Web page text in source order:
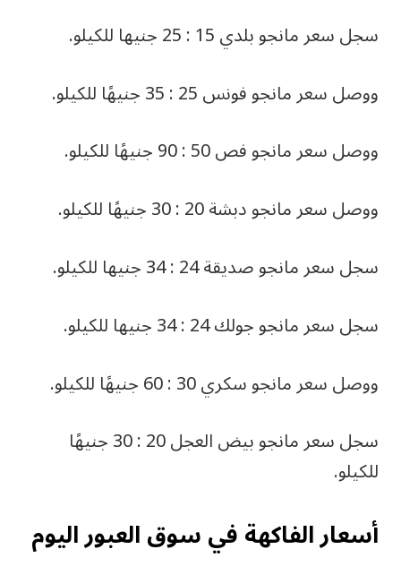
سجل سعر مانجو بلدي 15 : 25 جنيها للكيلو.
ووصل سعر مانجو فونس 25 : 35 جنيهًا للكيلو.
ووصل سعر مانجو فص 50 : 90 جنيهًا للكيلو.
ووصل سعر مانجو دبشة 20 : 30 جنيهًا للكيلو.
سجل سعر مانجو صديقة 24 : 34 جنيها للكيلو.
سجل سعر مانجو جولك 24 : 34 جنيها للكيلو.
ووصل سعر مانجو سكري 30 : 60 جنيهًا للكيلو.
سجل سعر مانجو بيض العجل 20 : 30 جنيهًا
للكيلو.
أسعار الفاكهة في سوق العبور اليوم